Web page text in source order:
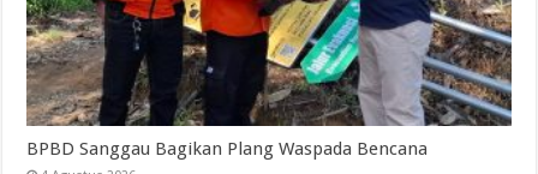
BPBD Sanggau Bagikan Plang Waspada Bencana